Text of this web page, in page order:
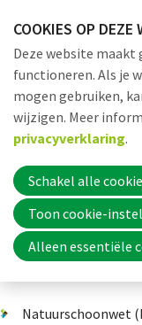
links
over
Jump
to
navigation
to
main
content
Dossiers Erfpacht
Erfpacht
Natuurschoonwet
COOKIES OP DEZE
Deze website maakt
functioneren. Als je
mogen gebruiken,
wijzigen. Meer
privacyverklaring.
Schakel alle
Toon cookie-
Alleen essentiële